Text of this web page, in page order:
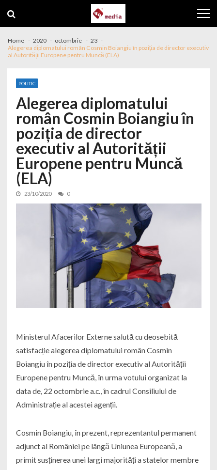
Home 2020 octombrie
23
Alegerea diplomatului român Cosmin Boiangiu în poziția de director executiv
al Autorității Europene pentru Muncă (ELA)
POLITIC
Alegerea diplomatului
român Cosmin Boiangiu în
poziția de director
executiv al Autorității
Europene pentru Muncă
(ELA)
23/10/2020 0
Ministerul Afacerilor Externe salută cu deosebită
satisfacție alegerea diplomatului român Cosmin
Boiangiu în poziția de director executiv al Autorității
Europene pentru Muncă, în urma votului organizat la
data de, 22 octombrie a.c., în cadrul Consiliului de
Administrație al acestei agenții.
Cosmin Boiangiu, în prezent, reprezentantul permanent
adjunct al României pe lângă Uniunea Europeană, a
primit susținerea unei largi majorități a statelor membre